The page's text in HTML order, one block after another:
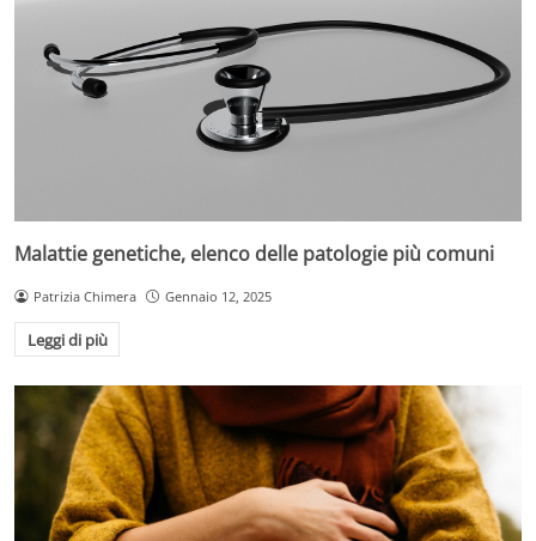
Malattie genetiche, elenco delle patologie più comuni
Patrizia Chimera Gennaio 12, 2025
Leggi di più